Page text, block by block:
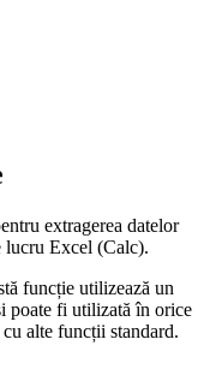
extragerea datelor
Excel (Calc).
funcție utilizează un
poate fi utilizată în orice
alte funcții standard.